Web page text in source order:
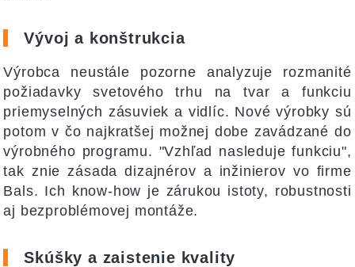
Vývoj a konštrukcia
Výrobca neustále pozorne analyzuje rozmanité
požiadavky svetového trhu na tvar a funkciu
priemyselných zásuviek a vidlíc. Nové výrobky sú
potom v čo najkratšej možnej dobe zavádzané do
výrobného programu. "Vzhľad nasleduje funkciu",
tak znie zásada dizajnérov a inžinierov vo firme
Bals. Ich know-how je zárukou istoty, robustnosti
aj bezproblémovej montáže.
Skúšky a zaistenie kvality